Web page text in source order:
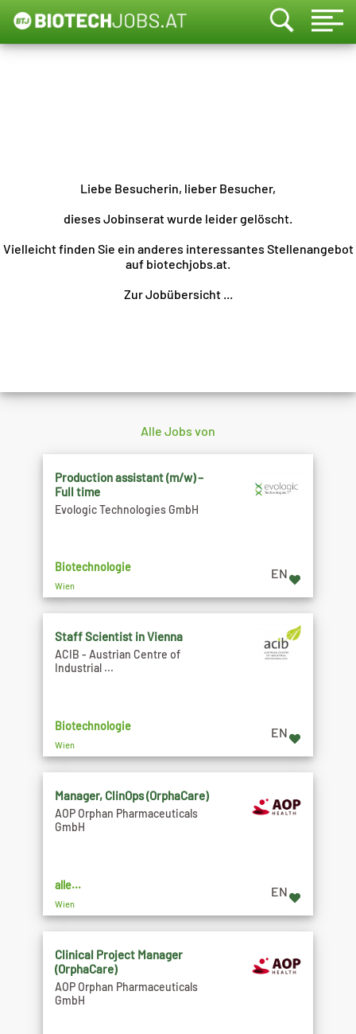
Liebe Besucherin, lieber Besucher,
dieses Jobinserat wurde leider gelöscht.
Vielleicht finden Sie ein anderes interessantes Stellenangebot
auf biotechjobs.at.
Zur Jobübersicht ...
Alle Jobs von
Production assistant (m/w) –
Full time
Evologic Technologies GmbH
Biotechnologie
Wien
EN
Staff Scientist in Vienna
ACIB - Austrian Centre of
Industrial ...
Biotechnologie
Wien
EN
Manager, ClinOps (OrphaCare)
AOP Orphan Pharmaceuticals
GmbH
alle...
Wien
EN
Clinical Project Manager
(OrphaCare)
AOP Orphan Pharmaceuticals
GmbH